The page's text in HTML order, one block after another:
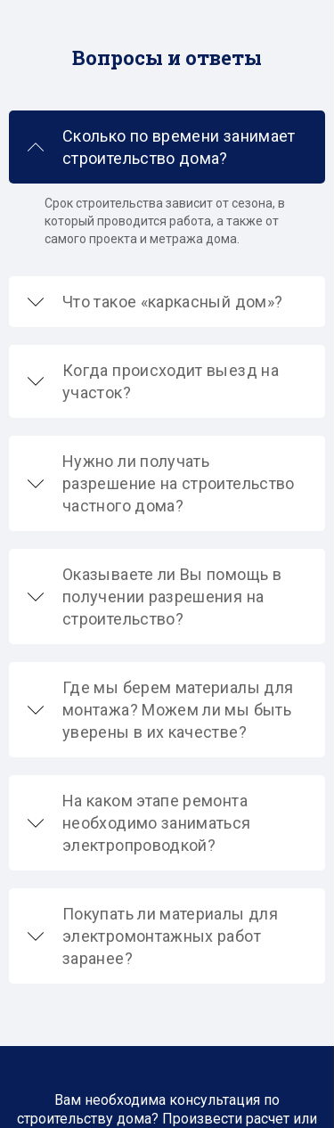
Вопросы и ответы
Сколько по времени занимает
строительство дома?
Срок строительства зависит от сезона, в
который проводится работа, а также от
самого проекта и метража дома.
Что такое «каркасный дом»?
Когда происходит выезд на
участок?
Нужно ли получать
разрешение на строительство
частного дома?
Оказываете ли Вы помощь в
получении разрешения на
строительство?
Где мы берем материалы для
монтажа? Можем ли мы быть
уверены в их качестве?
На каком этапе ремонта
необходимо заниматься
электропроводкой?
Покупать ли материалы для
электромонтажных работ
заранее?
Вам необходима консультация по
строительству дома? Произвести расчет или